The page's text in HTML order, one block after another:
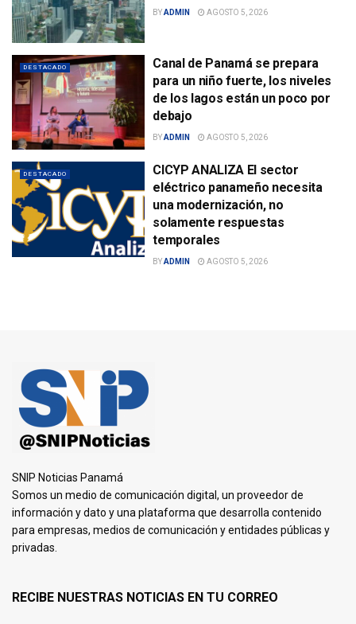
BYADMIN AGOSTO 5, 2026
DESTACADO
Canal de Panamá se prepara
para un niño fuerte, los niveles
de los lagos están un poco por
debajo
BYADMIN AGOSTO 5, 2026
DESTACADO
CICYP ANALIZA El sector
eléctrico panameño necesita
una modernización, no
solamente respuestas
temporales
BYADMIN AGOSTO 5, 2026
SNIP Noticias Panamá
Somos un medio de comunicación digital, un proveedor de
información y dato y una plataforma que desarrolla contenido
para empresas, medios de comunicación y entidades públicas y
privadas.
RECIBE NUESTRAS NOTICIAS EN TU CORREO